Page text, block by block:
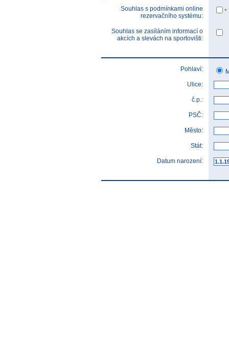
Souhlas s podmínkami online
rezervačního systému:
*
Souhlas se zasíláním informací o
akcích a slevách na sportovišti:
Pohlaví:
Ulice:
č.p.:
PSČ:
Město:
Stát:
Datum narození: